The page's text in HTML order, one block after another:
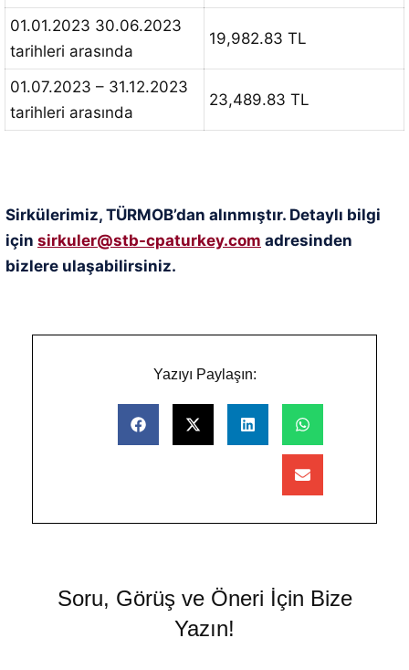
01.01.2023 30.06.2023
tarihleri arasında
19,982.83 TL
01.07.2023 – 31.12.2023
tarihleri arasında
23,489.83 TL
Sirkülerimiz, TÜRMOB’dan alınmıştır. Detaylı bilgi
için sirkuler@stb-cpaturkey.com adresinden
bizlere ulaşabilirsiniz.
Yazıyı Paylaşın:
Soru, Görüş ve Öneri İçin Bize
Yazın!